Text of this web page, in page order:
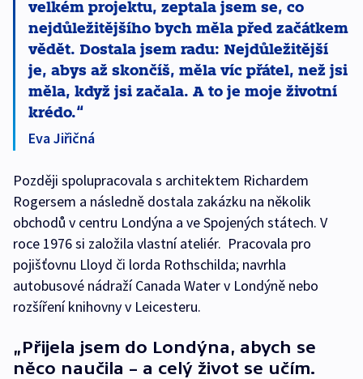
velkém projektu, zeptala jsem se, co
nejdůležitějšího bych měla před začátkem
vědět. Dostala jsem radu: Nejdůležitější
je, abys až skončíš, měla víc přátel, než jsi
měla, když jsi začala. A to je moje životní
krédo.
Eva Jiřičná
Později spolupracovala s architektem Richardem
Rogersem a následně dostala zakázku na několik
obchodů v centru Londýna a ve Spojených státech. V
roce 1976 si založila vlastní ateliér. Pracovala pro
pojišťovnu Lloyd či lorda Rothschilda; navrhla
autobusové nádraží Canada Water v Londýně nebo
rozšíření knihovny v Leicesteru.
„Přijela jsem do Londýna, abych se
něco naučila – a celý život se učím.